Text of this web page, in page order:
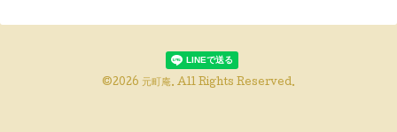
©2026 元町庵. All Rights Reserved.